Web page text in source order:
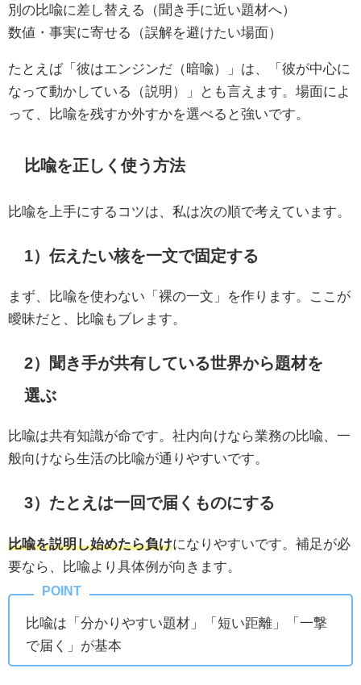
別の比喩に差し替える（聞き手に近い題材へ）
数値・事実に寄せる（誤解を避けたい場面）
たとえば「彼はエンジンだ（暗喩）」は、「彼が中心に
なって動かしている（説明）」とも言えます。場面によ
って、比喩を残すか外すかを選べると強いです。
比喩を正しく使う方法
比喩を上手にするコツは、私は次の順で考えています。
1）伝えたい核を一文で固定する
まず、比喩を使わない「裸の一文」を作ります。ここが
曖昧だと、比喩もブレます。
2）聞き手が共有している世界から題材を
選ぶ
比喩は共有知識が命です。社内向けなら業務の比喩、一
般向けなら生活の比喩が通りやすいです。
3）たとえは一回で届くものにする
比喩を説明し始めたら負けになりやすいです。補足が必
要なら、比喩より具体例が向きます。
比喩は「分かりやすい題材」「短い距離」「一撃
で届く」が基本